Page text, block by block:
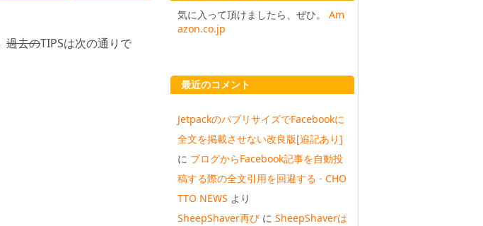
過去のTIPSは次の通りで
気に入って頂けましたら、ぜひ。 Am
azon.co.jp
最近のコメント
JetpackのパブリサイズでFacebookに
全文を掲載させない改良版[追記あり]
に ブログからFacebook記事を自動投
稿する際の全文引用を回避する - CHO
TTO NEWS より
SheepShaver再び に SheepShaverは